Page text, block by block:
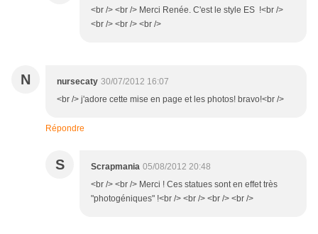
<br /> <br /> Merci Renée. C'est le style ES !<br />
<br /> <br /> <br />
N nursecaty 30/07/2012 16:07
<br /> j'adore cette mise en page et les photos! bravo!<br />
Répondre
S Scrapmania 05/08/2012 20:48
<br /> <br /> Merci ! Ces statues sont en effet très
"photogéniques" !<br /> <br /> <br /> <br />